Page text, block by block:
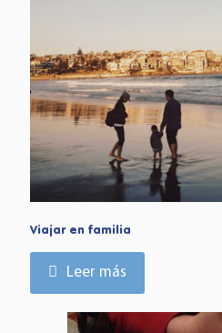
Viajar en familia
Leer más